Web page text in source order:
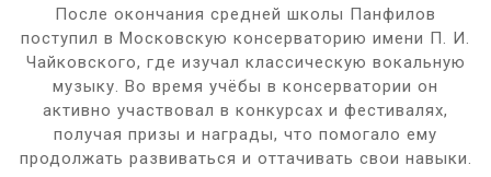
После окончания средней школы Панфилов
поступил в Московскую консерваторию имени П. И.
Чайковского, где изучал классическую вокальную
музыку. Во время учёбы в консерватории он
активно участвовал в конкурсах и фестивалях,
получая призы и награды, что помогало ему
продолжать развиваться и оттачивать свои навыки.